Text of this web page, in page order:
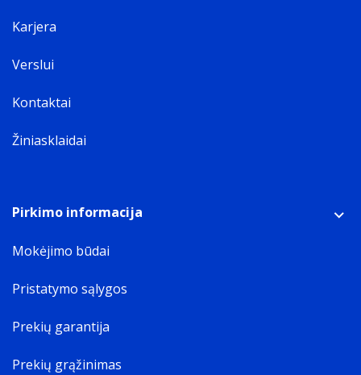
Karjera
Verslui
Kontaktai
Žiniasklaidai
Pirkimo informacija
Mokėjimo būdai
Pristatymo sąlygos
Prekių garantija
Prekių grąžinimas